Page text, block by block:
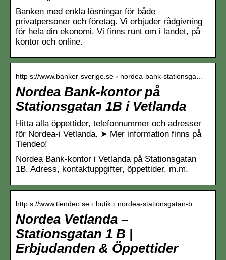
Banken med enkla lösningar för både
privatpersoner och företag. Vi erbjuder rådgivning
för hela din ekonomi. Vi finns runt om i landet, på
kontor och online.
http s://www.banker-sverige.se › nordea-bank-stationsga…
Nordea Bank-kontor på
Stationsgatan 1B i Vetlanda
Hitta alla öppettider, telefonnummer och adresser
för Nordea-i Vetlanda. ➤ Mer information finns på
Tiendeo!
Nordea Bank-kontor i Vetlanda på Stationsgatan
1B. Adress, kontaktuppgifter, öppettider, m.m.
http s://www.tiendeo.se › butik › nordea-stationsgatan-b
Nordea Vetlanda –
Stationsgatan 1 B |
Erbjudanden & Öppettider